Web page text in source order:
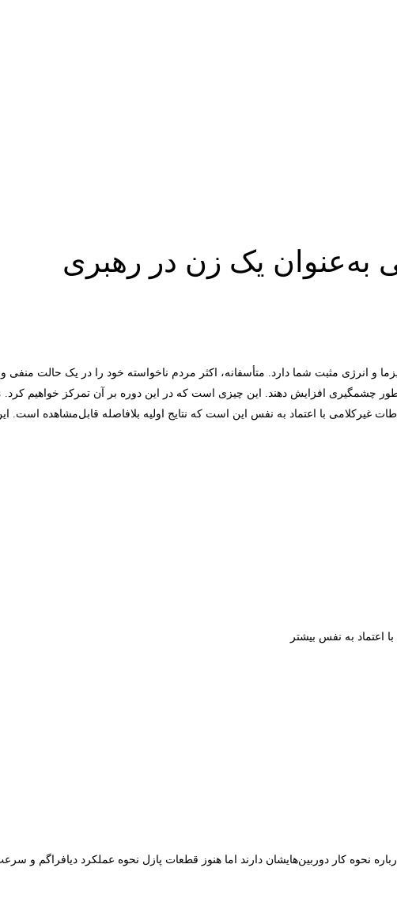
به‌عنوان یک زن در رهبری
و انرژی مثبت شما دارد. متأسفانه، اکثر مردم ناخواسته خود را در یک حالت منفی و
چشمگیری افزایش دهند. این چیزی است که در این دوره بر آن تمرکز خواهیم کرد.
غیرکلامی با اعتماد به نفس این است که نتایج اولیه بلافاصله قابل‌مشاهده
اعتماد به نفس بیشتر
نحوه کار دوربین‌هایشان دارند اما هنوز قطعات پازل نحوه عملکرد دیافراگم و